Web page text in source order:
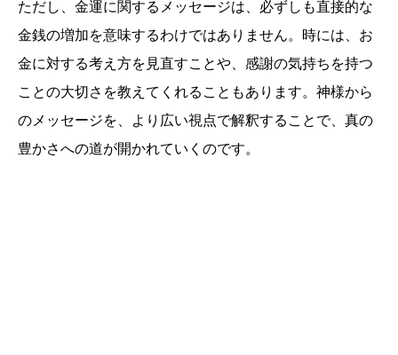
ただし、金運に関するメッセージは、必ずしも直接的な
金銭の増加を意味するわけではありません。時には、お
金に対する考え方を見直すことや、感謝の気持ちを持つ
ことの大切さを教えてくれることもあります。神様から
のメッセージを、より広い視点で解釈することで、真の
豊かさへの道が開かれていくのです。